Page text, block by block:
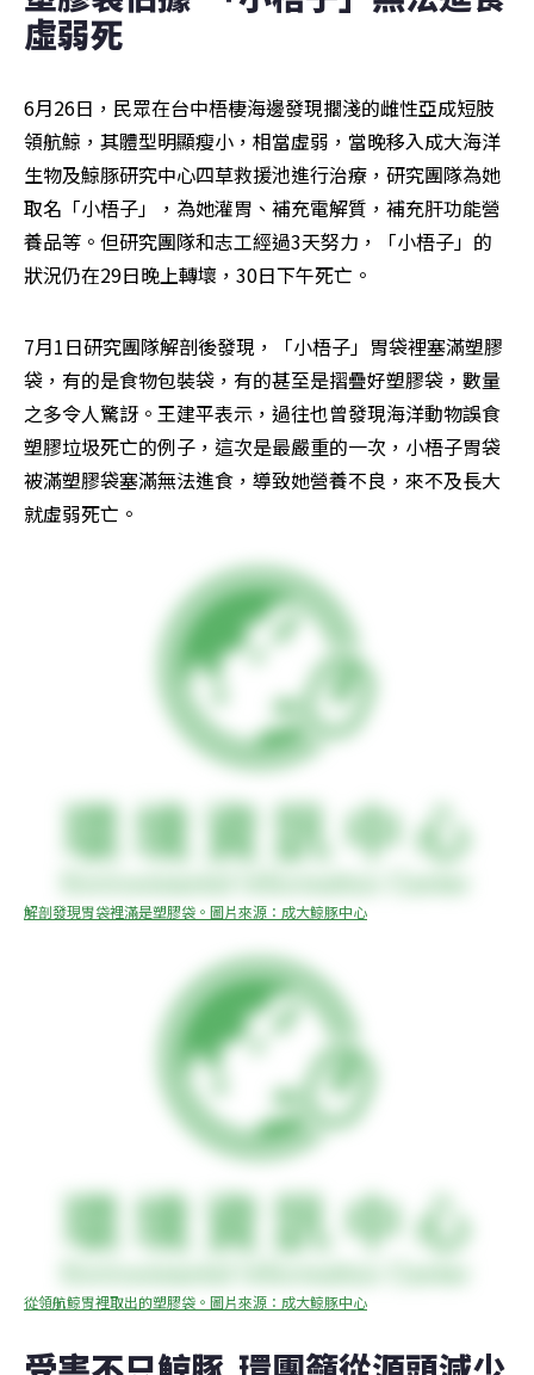
虛弱死
6月26日，民眾在台中梧棲海邊發現擱淺的雌性亞成短肢
領航鯨，其體型明顯瘦小，相當虛弱，當晚移入成大海洋
生物及鯨豚研究中心四草救援池進行治療，研究團隊為她
取名「小梧子」，為她灌胃、補充電解質，補充肝功能營
養品等。但研究團隊和志工經過3天努力，「小梧子」的
狀況仍在29日晚上轉壞，30日下午死亡。
7月1日研究團隊解剖後發現，「小梧子」胃袋裡塞滿塑膠
袋，有的是食物包裝袋，有的甚至是摺疊好塑膠袋，數量
之多令人驚訝。王建平表示，過往也曾發現海洋動物誤食
塑膠垃圾死亡的例子，這次是最嚴重的一次，小梧子胃袋
被滿塑膠袋塞滿無法進食，導致她營養不良，來不及長大
就虛弱死亡。
解剖發現胃袋裡滿是塑膠袋。圖片來源：成大鯨豚中心
從領航鯨胃裡取出的塑膠袋。圖片來源：成大鯨豚中心